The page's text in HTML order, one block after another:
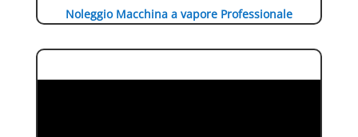
Noleggio Macchina a vapore Professionale